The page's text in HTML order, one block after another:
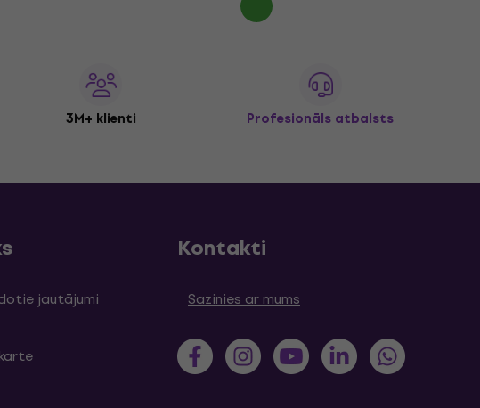
3M+ klienti Profesionāls atbalsts
jautājumi
Kontakti
Sazinies ar mums